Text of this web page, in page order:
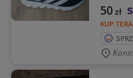
KUP
50zł
Konin